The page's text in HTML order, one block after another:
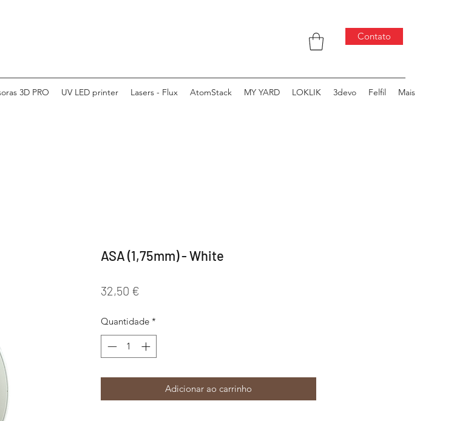
Contato
3D PRO UV LED printer Lasers - Flux AtomStack MY YARD LOKLIK 3devo Felfil Mais
ASA (1,75mm) - White
32,50 €
Quantidade *
Adicionar ao carrinho